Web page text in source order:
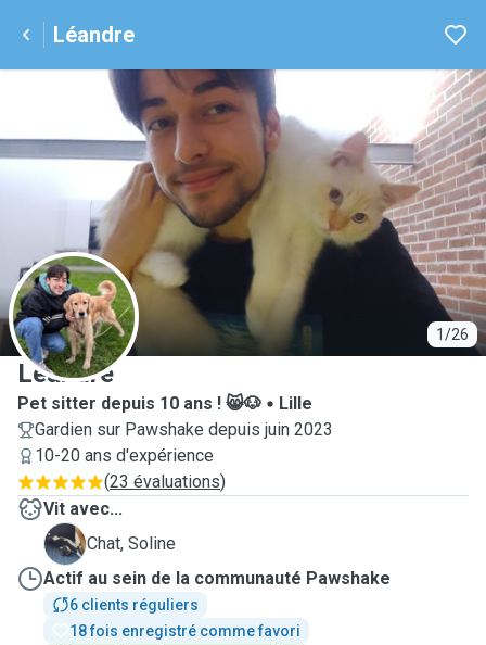
Léandre
1/26
L
Léandre
Pet sitter depuis 10 ans ! 😸🐶
Lille
Gardien sur Pawshake depuis juin 2023
10-20 ans d'expérience
(23 évaluations)
Vit avec...
S
Chat, Soline
Actif au sein de la communauté Pawshake
6 clients réguliers
18 fois enregistré comme favori